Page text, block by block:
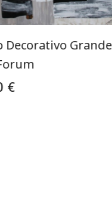
Decorativo Grande
€